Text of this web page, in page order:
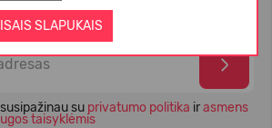
SLAPUKAIS
su privatumo politika irasmens
taisyklėmis